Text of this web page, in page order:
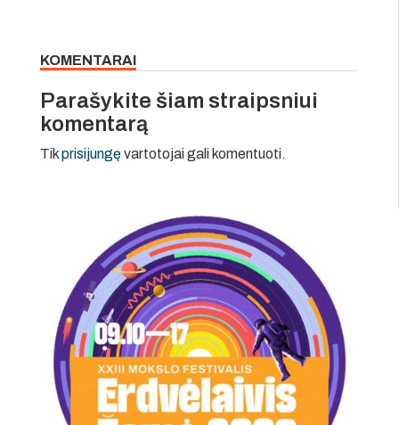
KOMENTARAI
Parašykite šiam straipsniui
komentarą
Tikprisijungęvartotojai gali komentuoti.